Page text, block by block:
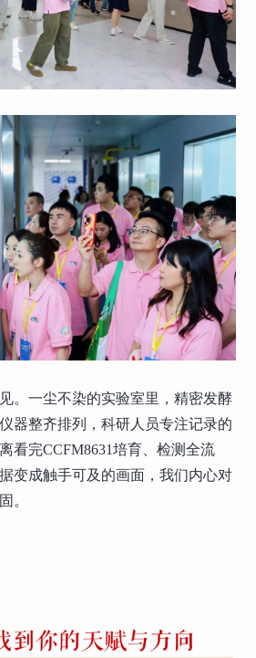
。一尘不染的实验室里，精密发酵
器整齐排列，科研人员专注记录的
看完CCFM8631培育、检测全流
变成触手可及的画面，我们内心对
。